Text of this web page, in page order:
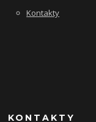
Kontakty
KONTAKTY